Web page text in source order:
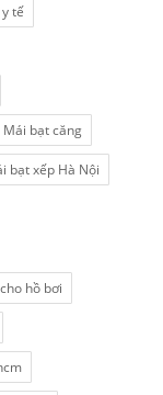
tế
Mái bạt căng
bạt xếp Hà Nội
hồ bơi